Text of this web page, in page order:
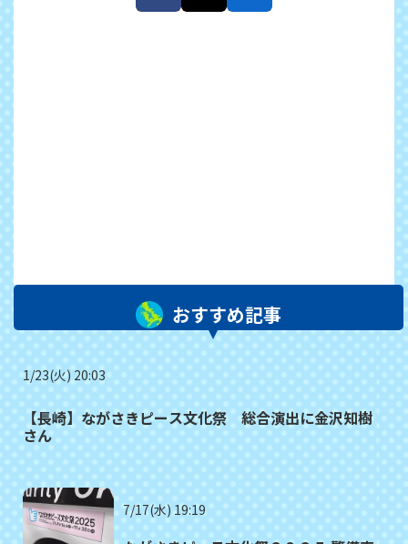
おすすめ記事
1/23(火) 20:03
【長崎】ながさきピース文化祭 総合演出に金沢知樹
さん
7/17(水) 19:19